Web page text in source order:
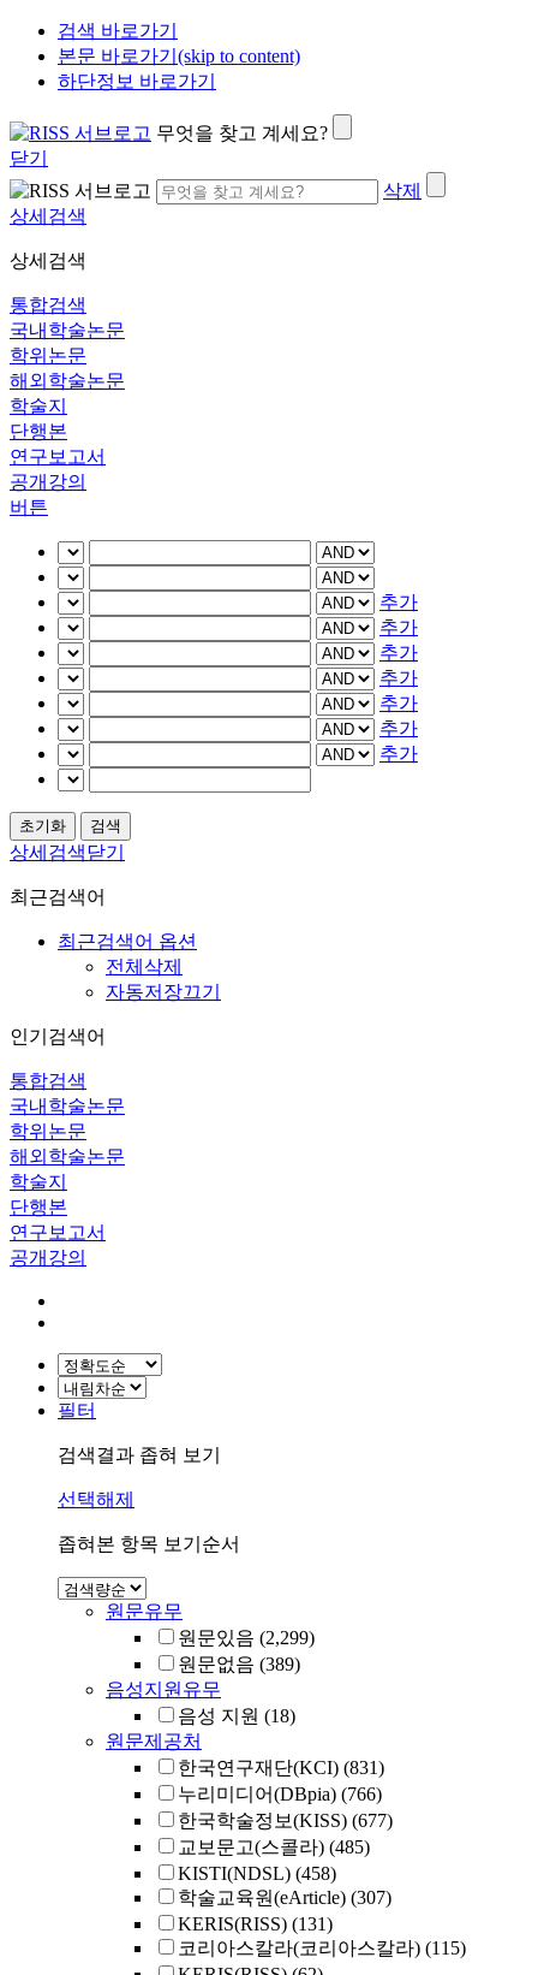
검색 바로가기
본문 바로가기(skip to content)
하단정보 바로가기
무엇을 찾고 계세요?
닫기
삭제
상세검색
상세검색
통합검색
국내학술논문
학위논문
해외학술논문
학술지
단행본
연구보고서
공개강의
버튼
추가
추가
추가
추가
추가
추가
추가
상세검색닫기
최근검색어
최근검색어 옵션
전체삭제
자동저장끄기
인기검색어
통합검색
국내학술논문
학위논문
해외학술논문
학술지
단행본
연구보고서
공개강의
필터
검색결과 좁혀 보기
선택해제
좁혀본 항목 보기순서
원문유무
원문있음 (2,299)
원문없음 (389)
음성지원유무
음성 지원 (18)
원문제공처
한국연구재단(KCI) (831)
누리미디어(DBpia) (766)
한국학술정보(KISS) (677)
교보문고(스콜라) (485)
KISTI(NDSL) (458)
학술교육원(eArticle) (307)
KERIS(RISS) (131)
코리아스칼라(코리아스칼라) (115)